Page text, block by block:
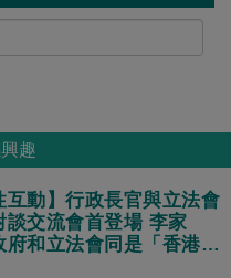
趣
互動】行政長官與立法會
談交流會首登場 李家
府和立法會同是「香港